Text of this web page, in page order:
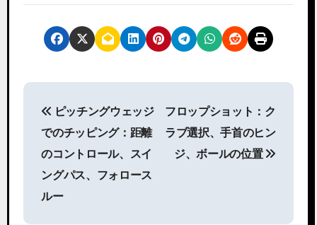
P
ピッチングウェッジ
でのチッピング：距離
のコントロール、スイ
ングパス、フォロース
ルー
フロップショット：ク
ラブ選択、手首のヒン
ジ、ボールの位置